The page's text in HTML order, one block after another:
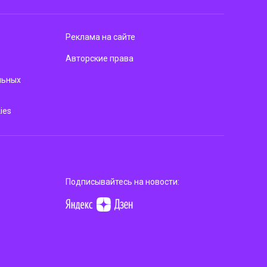
Реклама на сайте
Авторские права
Подписывайтесь на новости: